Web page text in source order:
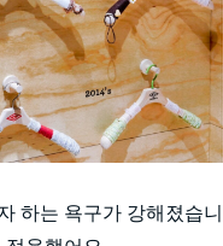
하는 욕구가 강해졌습니